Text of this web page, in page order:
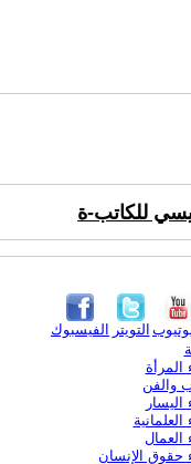
للكاتب-ة
الفيسبوك التويتر
المرأة
والفن
اليسار
العلمانية
العمال
حقوق الإنسان